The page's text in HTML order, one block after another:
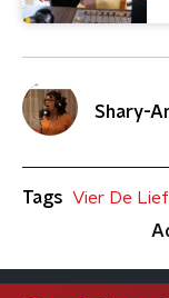
Shary-
Tags Vier De